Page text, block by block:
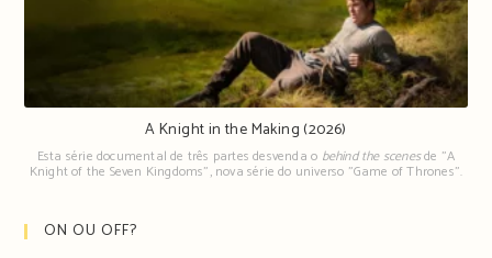
A Knight in the Making (2026)
Esta série documental de três partes desvenda o behind the scenesde "A
Knight of the Seven Kingdoms", nova série do universo "Game of Thrones".
ON OU OFF?